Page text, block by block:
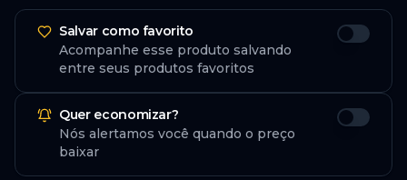
Salvar como favorito
Acompanhe esse produto salvando
entre seus produtos favoritos
Quer economizar?
Nós alertamos você quando o preço
baixar